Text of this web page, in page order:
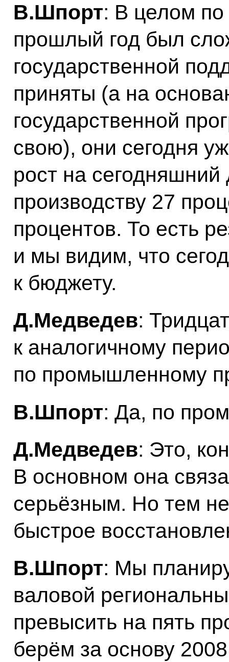
В.Шпорт: В целом
прошлый год был
государственной
приняты (а на
государственной
свою), они сегодня
рост на
производству 27
процентов. То есть
и мы видим, что
к бюджету.
Д.Медведев:
к аналогичному
по промышленному
В.Шпорт: Да, по
Д.Медведев: Это,
В основном она
серьёзным. Но тем
быстрое
В.Шпорт: Мы
валовой
превысить на пять
берём за основу